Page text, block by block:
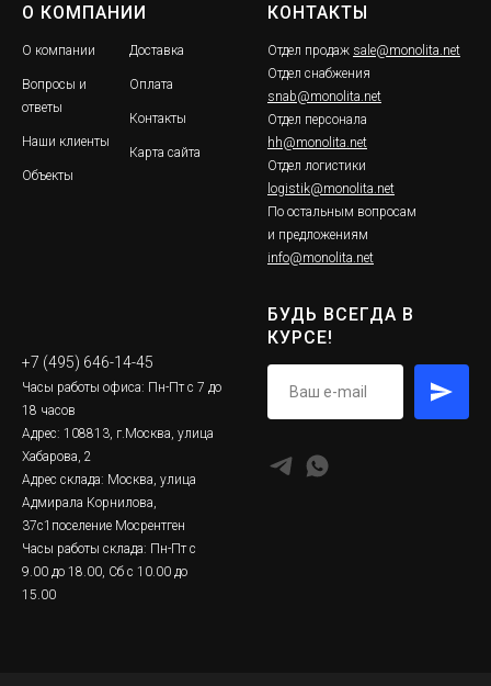
О КОМПАНИИ
О компании
Вопросы и
ответы
Наши клиенты
Объекты
Доставка
Оплата
Контакты
Карта сайта
КОНТАКТЫ
Отдел продаж sale@monolita.net
Отдел снабжения
snab@monolita.net
Отдел персонала
hh@monolita.net
Отдел логистики
logistik@monolita.net
По остальным вопросам
и предложениям
info@monolita.net
+7 (495) 646-14-45
Часы работы офиса: Пн-Пт с 7 до
18 часов
Адрес: 108813, г.Москва, улица
Хабарова, 2
Адрес склада: Москва, улица
Адмирала Корнилова,
37с1поселение Мосрентген
Часы работы склада: Пн-Пт с
9.00 до 18.00, Сб с 10.00 до
15.00
БУДЬ ВСЕГДА В
КУРСЕ!